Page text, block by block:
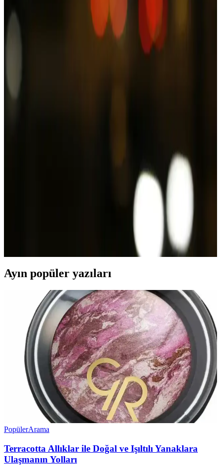
Avene Bayisi Eczaneler: Güvenilir Cilt Bakımı ve
Orijinal Ürünlerin Adresi
Avene bayisi eczaneler, orijinal ve dermatolojik çözümler sunarak
hassas ciltler için güvenilir ürünler sağlar. Uzman tavsiyesi ve
Cildinizde Mucizevi Değişim
Avene Fluide SPF 50+ ile güneşin zararlı ışınlarına karşı güçlü
koruma sağlayın. Hafif yapısını hemen deneyin! Detayları öğrenin!
2025'te Avene Güneş Kremi ile Hassas Cildinizi
Avene güneş kremiyle hassas cildinizi zararlı güneş ışınlarından
koruyun. Doğru ürün seçimi ve kullanım yöntemlerini hemen
Ayın popüler yazıları
PopülerArama
Terracotta Allıklar ile Doğal ve Işıltılı Yanaklara
Ulaşmanın Yolları